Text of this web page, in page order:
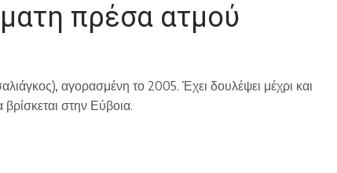
πρέσα ατμού
αγορασμένη το 2005. Έχει δουλέψει μέχρι και
στην Εύβοια.